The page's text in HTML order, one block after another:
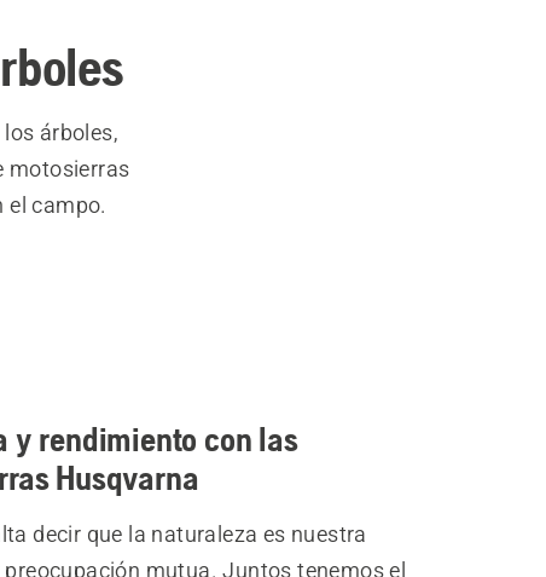
árboles,
motosierras
el campo.
y rendimiento con las
Husqvarna
decir que la naturaleza es nuestra
mutua. Juntos tenemos el